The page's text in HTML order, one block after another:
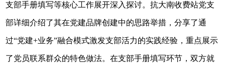
支部手册填写等核心工作展开深入探讨。抗大南收费站党支
部详细介绍了其在党建品牌创建中的思路举措，分享了通
过“党建+业务”融合模式激发支部活力的实践经验，重点展示
了党员联系群众的特色做法。在支部手册填写环节，双方就